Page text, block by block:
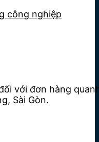
công nghiệp
với đơn hàng
Sài Gòn.